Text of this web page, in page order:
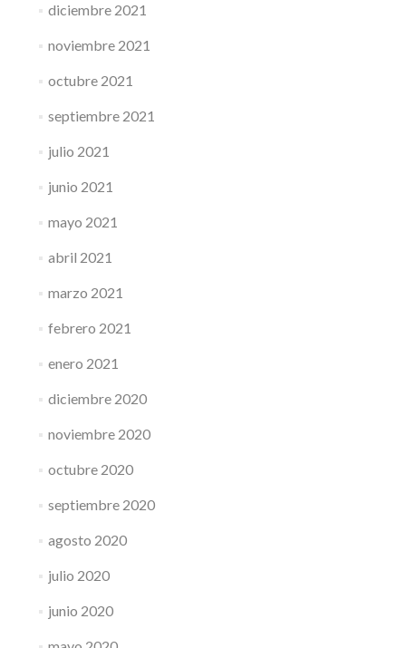
diciembre 2021
noviembre 2021
octubre 2021
septiembre 2021
julio 2021
junio 2021
mayo 2021
abril 2021
marzo 2021
febrero 2021
enero 2021
diciembre 2020
noviembre 2020
octubre 2020
septiembre 2020
agosto 2020
julio 2020
junio 2020